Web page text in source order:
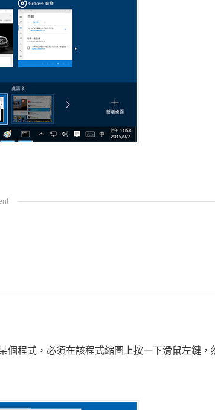
個程式，必須在該程式縮圖上按一下滑鼠左鍵，